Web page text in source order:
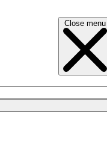
Close menu